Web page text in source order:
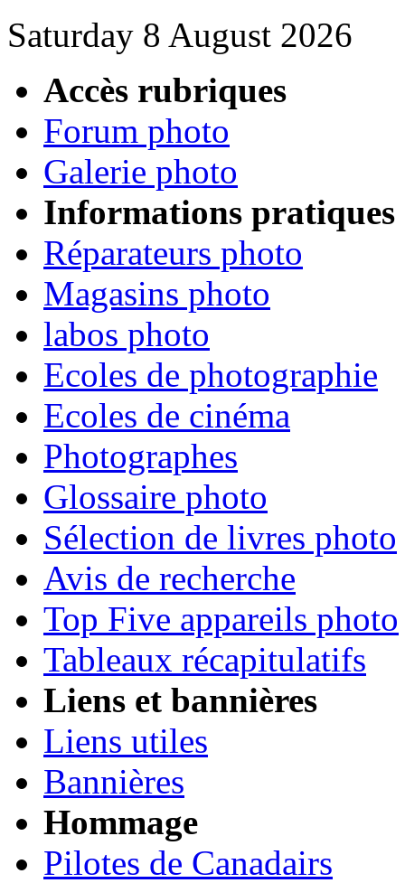
Saturday 8 August 2026
Accès rubriques
Forum photo
Galerie photo
Informations pratiques
Réparateurs photo
Magasins photo
labos photo
Ecoles de photographie
Ecoles de cinéma
Photographes
Glossaire photo
Sélection de livres photo
Avis de recherche
Top Five appareils photo
Tableaux récapitulatifs
Liens et bannières
Liens utiles
Bannières
Hommage
Pilotes de Canadairs